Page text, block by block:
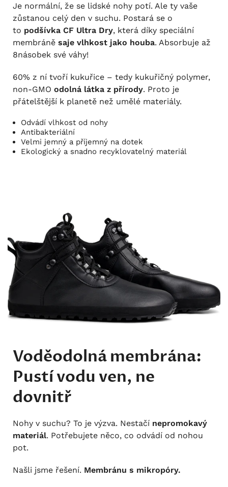
Je normální, že se lidské nohy potí. Ale ty vaše
zůstanou celý den v suchu. Postará se o
to podšívka CF Ultra Dry, která díky speciální
membráně saje vlhkost jako houba. Absorbuje až
8násobek své váhy!
60% z ní tvoří kukuřice – tedy kukuřičný polymer,
non-GMO odolná látka z přírody. Proto je
přátelštější k planetě než umělé materiály.
Odvádí vlhkost od nohy
Antibakteriální
Velmi jemný a příjemný na dotek
Ekologický a snadno recyklovatelný materiál
Voděodolná membrána:
Pustí vodu ven, ne
dovnitř
Nohy v suchu? To je výzva. Nestačí nepromokavý
materiál. Potřebujete něco, co odvádí od nohou
pot.
Našli jsme řešení. Membránu s mikropóry.